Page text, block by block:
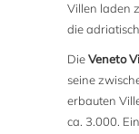
Villen laden
die
DieVeneto
seine
erbauten
ca. 3.000.